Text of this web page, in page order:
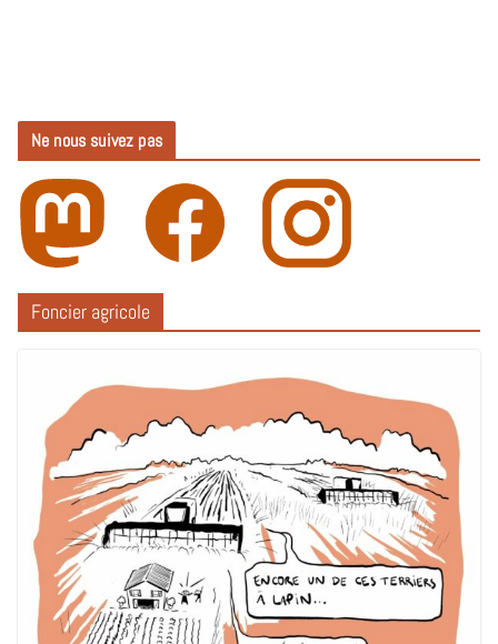
Foncier agricole
Ne nous suivez pas